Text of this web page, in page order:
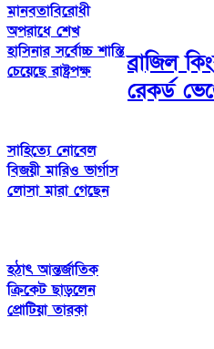
মানবতাবিরোধী
অপরাধে শেখ
হাসিনার সর্বোচ্চ শাস্তি
চেয়েছে রাষ্ট্রপক্ষ
সাহিত্যে নোবেল
বিজয়ী মারিও ভার্গাস
লোসা মারা গেছেন
হঠাৎ আন্তর্জাতিক
ক্রিকেট ছাড়লেন
প্রোটিয়া তারকা
ব্রাজিল
রেকর্ড